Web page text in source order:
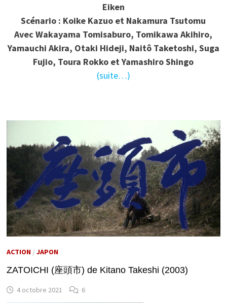
Eiken
Scénario : Koike Kazuo et Nakamura Tsutomu
AvecWakayama Tomisaburo, Tomikawa Akihiro,
Yamauchi Akira, Otaki Hideji, Naitô Taketoshi, Suga
Fujio, Toura Rokko et Yamashiro Shingo
(suite…)
ACTION/ JAPON
ZATOICHI (座頭市) de Kitano Takeshi (2003)
4 octobre 2021 6